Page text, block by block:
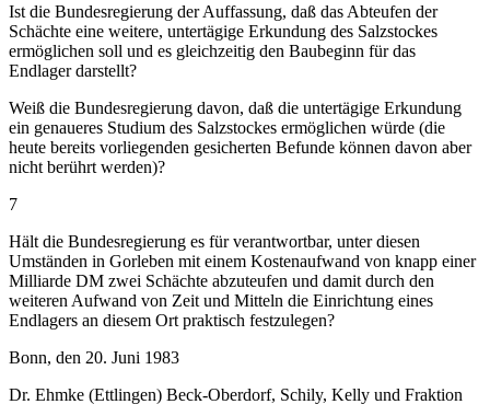
Ist die Bundesregierung der Auffassung, daß das Abteufen der
Schächte eine weitere, untertägige Erkundung des Salzstockes
ermöglichen soll und es gleichzeitig den Baubeginn für das
Endlager darstellt?
Weiß die Bundesregierung davon, daß die untertägige Erkundung
ein genaueres Studium des Salzstockes ermöglichen würde (die
heute bereits vorliegenden gesicherten Befunde können davon aber
nicht berührt werden)?
7
Hält die Bundesregierung es für verantwortbar, unter diesen
Umständen in Gorleben mit einem Kostenaufwand von knapp einer
Milliarde DM zwei Schächte abzuteufen und damit durch den
weiteren Aufwand von Zeit und Mitteln die Einrichtung eines
Endlagers an diesem Ort praktisch festzulegen?
Bonn, den 20. Juni 1983
Dr. Ehmke (Ettlingen) Beck-Oberdorf, Schily, Kelly und Fraktion